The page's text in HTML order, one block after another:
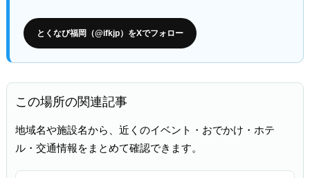
とくなび福岡（@ifkjp）をXでフォロー
この場所の関連記事
地域名や施設名から、近くのイベント・おでかけ・ホテ
ル・交通情報をまとめて確認できます。